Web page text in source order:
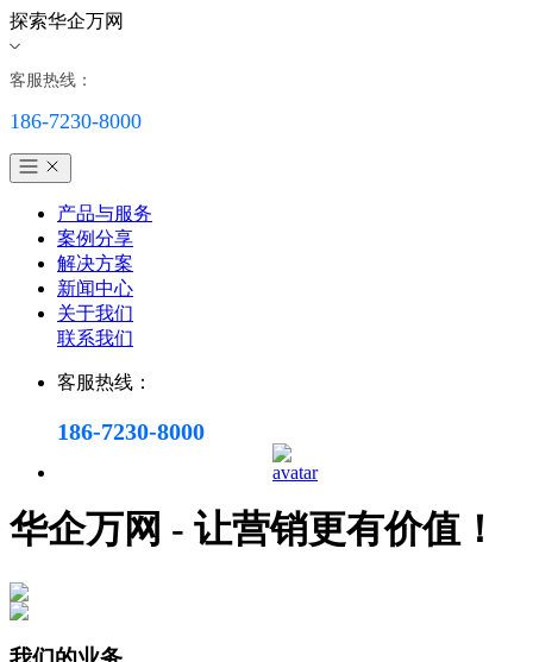
探索华企万网
客服热线：
186-7230-8000
产品与服务
案例分享
解决方案
新闻中心
关于我们
联系我们
客服热线：
186-7230-8000
华企万网 - 让营销更有价值！